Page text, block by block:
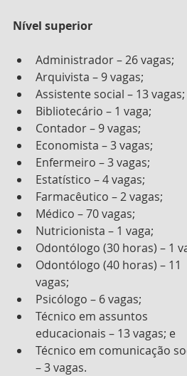
Nível superior
Administrador – 26 vagas;
Arquivista – 9 vagas;
Assistente social – 13 vagas;
Bibliotecário – 1 vaga;
Contador – 9 vagas;
Economista – 3 vagas;
Enfermeiro – 3 vagas;
Estatístico – 4 vagas;
Farmacêutico – 2 vagas;
Médico – 70 vagas;
Nutricionista – 1 vaga;
Odontólogo (30 horas) – 1
Odontólogo (40 horas) – 11
vagas;
Psicólogo – 6 vagas;
Técnico em assuntos
educacionais – 13 vagas; e
Técnico em comunicação
– 3 vagas.